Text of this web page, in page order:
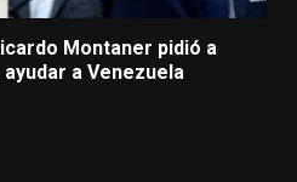
Montaner pidió a
a Venezuela